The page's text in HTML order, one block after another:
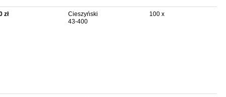
zł
Cieszyński
43-400
100 x